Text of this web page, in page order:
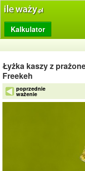
Produkty
Dziennik
Przelicznik
Porównywarka
Kalkulator
Łyżka kaszy z
Freekeh
poprzednie
ważenie